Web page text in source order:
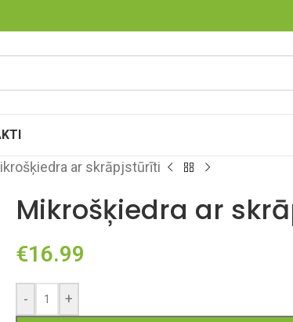
ar skrāpjstūrīti
Mikrošķiedra ar
€16.99
- +